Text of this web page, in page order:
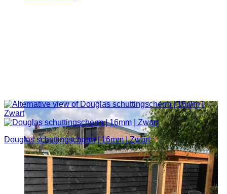
Douglas schuttingscherm | 16mm | Zwart